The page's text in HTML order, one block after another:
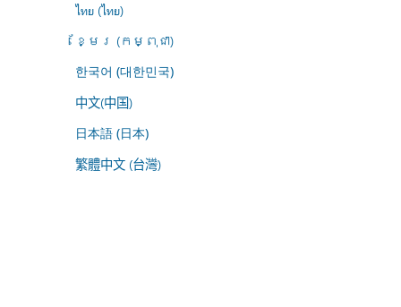
ไทย (ไทย)
ខ្មែរ (កម្ពុជា)
한국어 (대한민국)
中文(中国)
日本語 (日本)
繁體中文 (台灣)